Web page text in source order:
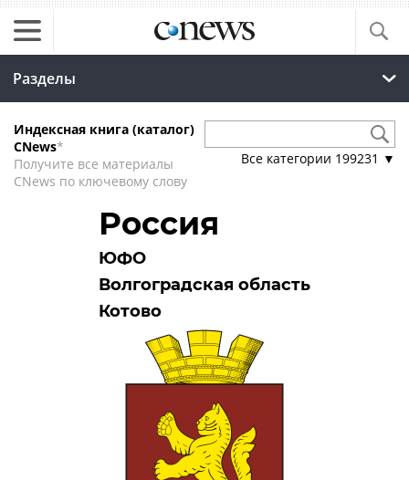
Разделы
Индексная книга (каталог)
CNews*
Получите все материалы
CNews по ключевому слову
Все категории 199231 ▼
Россия
ЮФО
Волгоградская область
Котово